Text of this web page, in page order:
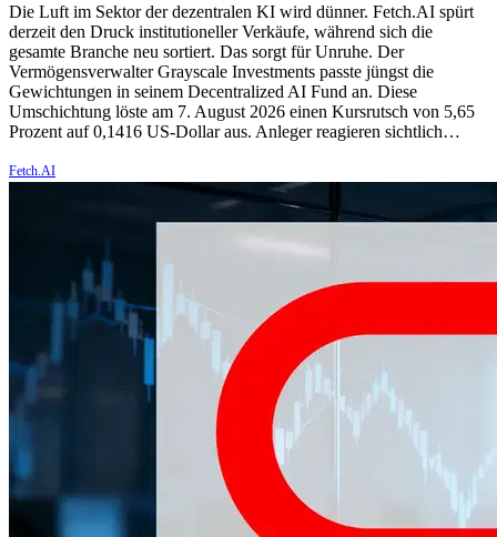
Die Luft im Sektor der dezentralen KI wird dünner. Fetch.AI spürt
derzeit den Druck institutioneller Verkäufe, während sich die
gesamte Branche neu sortiert. Das sorgt für Unruhe. Der
Vermögensverwalter Grayscale Investments passte jüngst die
Gewichtungen in seinem Decentralized AI Fund an. Diese
Umschichtung löste am 7. August 2026 einen Kursrutsch von 5,65
Prozent auf 0,1416 US-Dollar aus. Anleger reagieren sichtlich…
Fetch.AI